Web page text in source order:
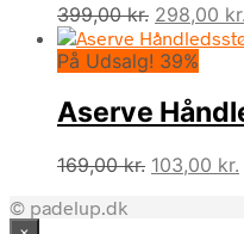
399,00kr. Den
pris
399,00
298,00 kr.
På Udsalg! 39%
Aserve
169,00kr. Den
103,00 kr.
© padelup.dk